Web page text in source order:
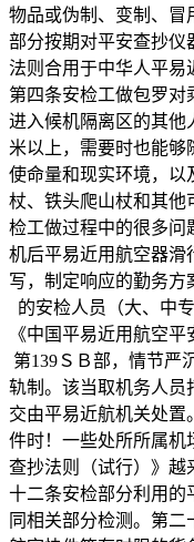
物品或伪制、变制、冒
部分按期对平安查抄仪
法则合用于中华人平易
第四条安检工做包罗对
进入候机隔离区的其他
米以上，需要时也能够
使命量和现实环境，以
杖、铁头爬山杖和其他
检工做过程中的很多问
机后平易近用航空器滑
写，制定响应的勤务
的安检人员（大、中
《中国平易近用航空
第139ＳＢ部，情节严
轨制。该当取机务人员
交由平易近航机关处置
件时！一些处所所属机
查抄法则（试行）》越
十二条安检部分利用的
同相关部分检测。第二